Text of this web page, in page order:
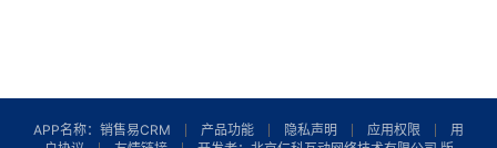
APP名称：销售易CRM 产品功能 隐私声明 应用权限
用